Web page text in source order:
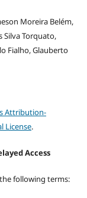
Moreira Belém,
Silva Torquato,
Fialho, Glauberto
Attribution-
License.
Access
following terms: